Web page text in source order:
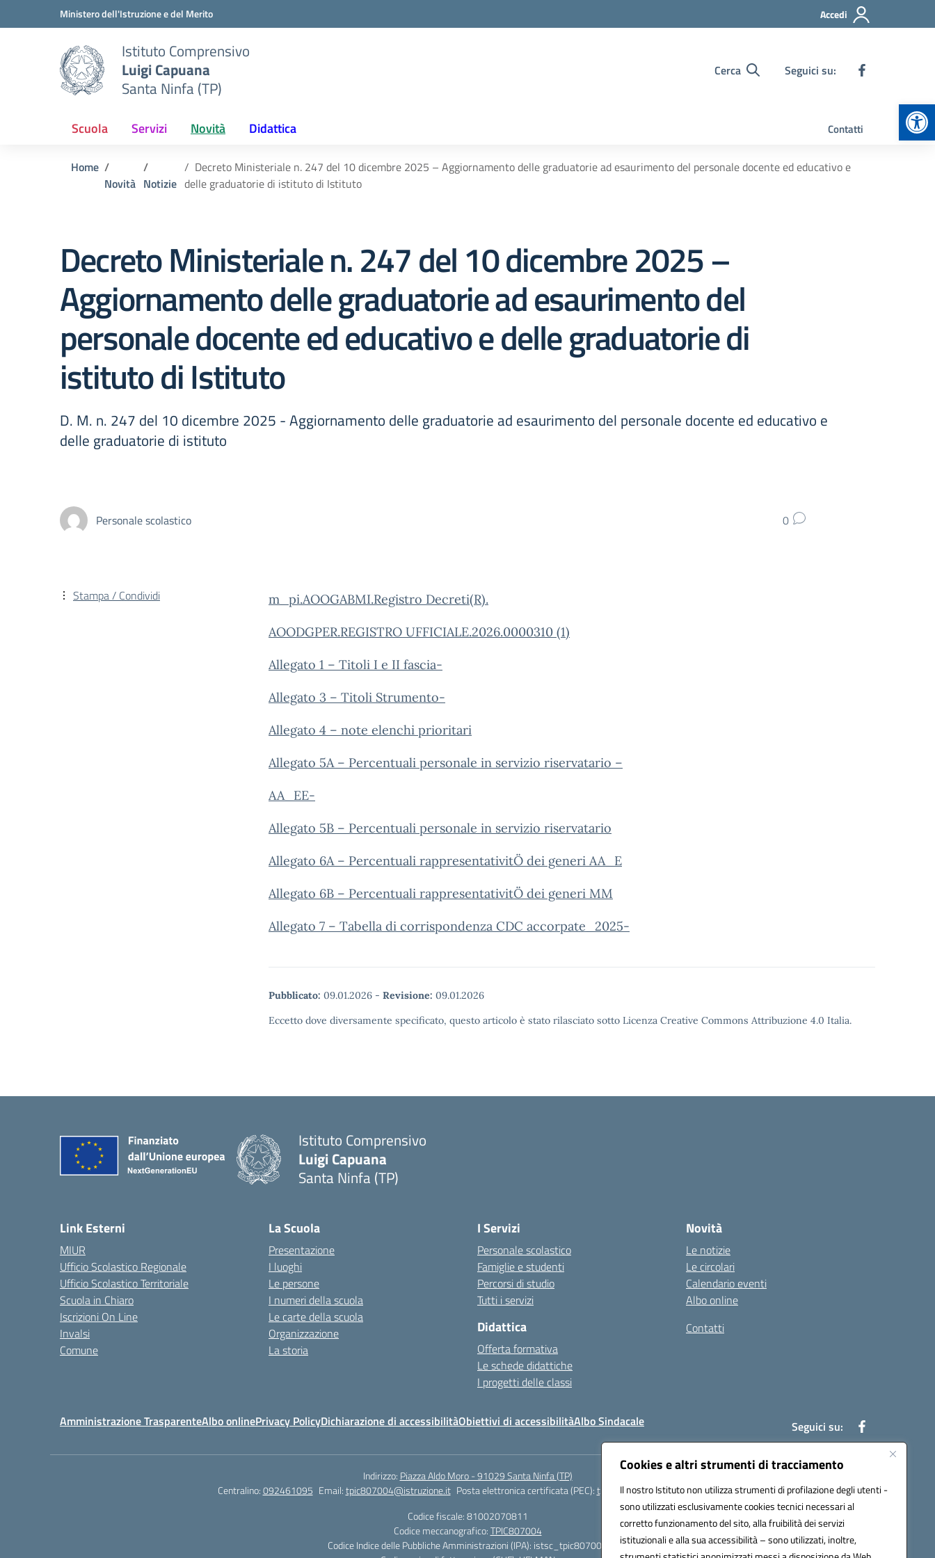
Cookies e altri strumenti di tracciamento
Il nostro Istituto non utilizza strumenti di profilazione degli utenti -
sono utilizzati esclusivamente cookies tecnici necessari al
corretto funzionamento del sito, alla fruibilità dei servizi
istituzionali e alla sua accessibilità – sono utilizzati, inoltre,
Vai ai contenuti
Vai al menu di navigazioneMinistero dell'Istruzione e del Merito Accedi
Istituto Comprensivo
Luigi Capuana
Santa Ninfa (TP)
Cerca Seguici su:
Scuola Servizi Novità Didattica Contatti
Home
Novità Notizie
Decreto Ministeriale n. 247 del 10 dicembre 2025 – Aggiornamento delle graduatorie ad esaurimento del personale docente ed educativo e
delle graduatorie di istituto di Istituto
Decreto Ministeriale n. 247 del 10 dicembre 2025 –
Aggiornamento delle graduatorie ad esaurimento del
personale docente ed educativo e delle graduatorie di
istituto di Istituto
D. M. n. 247 del 10 dicembre 2025 - Aggiornamento delle graduatorie ad esaurimento del personale docente ed educativo e
delle graduatorie di istituto
Personale scolastico 0
m_pi.AOOGABMI.Registro Decreti(R).
AOODGPER.REGISTRO UFFICIALE.2026.0000310 (1)
Allegato 1 – Titoli I e II fascia-
Allegato 3 – Titoli Strumento-
Allegato 4 – note elenchi prioritari
Allegato 5A – Percentuali personale in servizio riservatario –
AA_EE-
Allegato 5B – Percentuali personale in servizio riservatario
Allegato 6A – Percentuali rappresentativitÖ dei generi AA_E
Allegato 6B – Percentuali rappresentativitÖ dei generi MM
Allegato 7 – Tabella di corrispondenza CDC accorpate_2025-
Pubblicato: 09.01.2026 - Revisione: 09.01.2026
Eccetto dove diversamente specificato, questo articolo è stato rilasciato sotto Licenza Creative Commons Attribuzione 4.0 Italia.
Stampa / Condividi
Istituto Comprensivo
Luigi Capuana
Santa Ninfa (TP)
Link Esterni
MIUR
Ufficio Scolastico Regionale
Ufficio Scolastico Territoriale
Scuola in Chiaro
Iscrizioni On Line
Invalsi
Comune
La Scuola
Presentazione
I luoghi
Le persone
I numeri della scuola
Le carte della scuola
Organizzazione
La storia
I Servizi
Personale scolastico
Famiglie e studenti
Percorsi di studio
Tutti i servizi
Didattica
Offerta formativa
Le schede didattiche
I progetti delle classi
Novità
Le notizie
Le circolari
Calendario eventi
Albo online
Contatti
Amministrazione TrasparenteAlbo onlinePrivacy PolicyDichiarazione di accessibilitàObiettivi di accessibilitàAlbo Sindacale Seguici su:
Indirizzo: Piazza Aldo Moro - 91029 Santa Ninfa (TP)
Centralino:092461095 Email:tpic807004@istruzione.it Posta elettronica certificata (PEC):tpic807004@pec.istruzione.it
Codice fiscale: 81002070811
Codice meccanografico:TPIC807004
Codice Indice delle Pubbliche Amministrazioni (IPA): istsc_tpic807004